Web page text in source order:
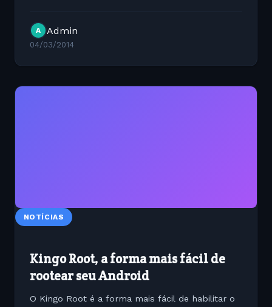
sources.list e atualizar....
A Admin
04/03/2014
NOTÍCIAS
Kingo Root, a forma mais fácil de
rootear seu Android
O Kingo Root é a forma mais fácil de habilitar o